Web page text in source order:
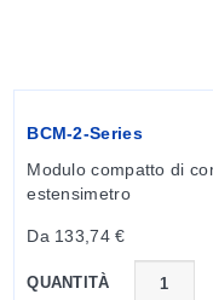
deformazione da
BCM-2-Series
Modulo compatto di
estensimetro
Da 133,74 €
QUANTITÀ